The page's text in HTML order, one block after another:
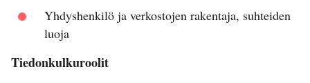
Yhdyshenkilö ja verkostojen rakentaja, suhteiden
luoja
Tiedonkulkuroolit